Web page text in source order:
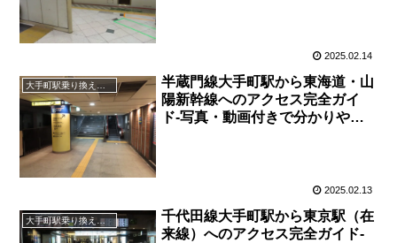
2025.02.14
大手町駅乗り換え案内
半蔵門線大手町駅から東海道・山
陽新幹線へのアクセス完全ガイ
ド-写真・動画付きで分かりやす
2025.02.13
大手町駅乗り換え案内
千代田線大手町駅から東京駅（在
来線）へのアクセス完全ガイド-